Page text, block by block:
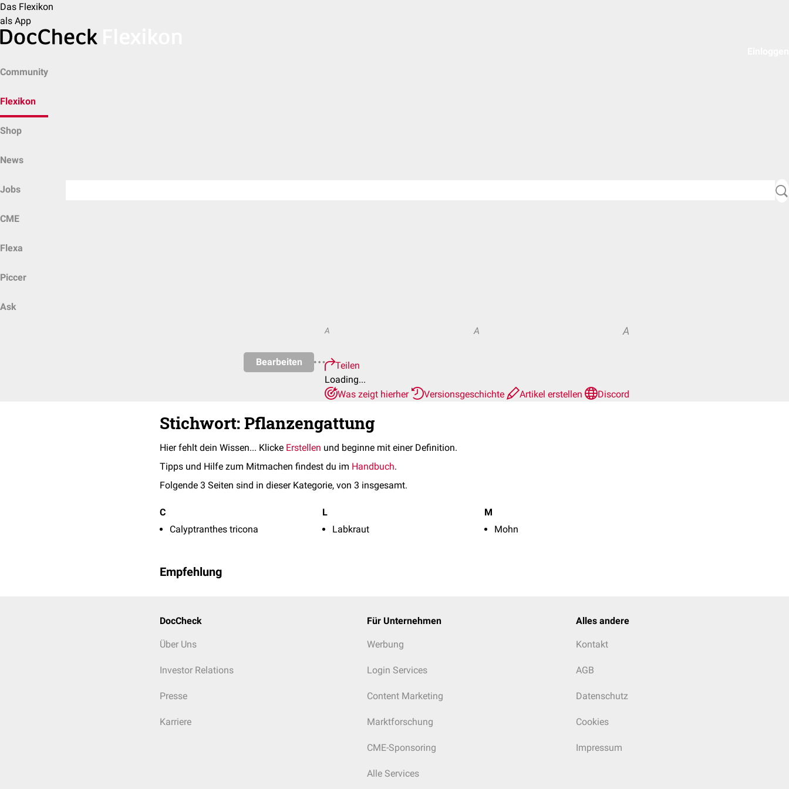
Das Flexikon
als App
Community
Flexikon
Shop
News
Jobs
CME
Flexa
Piccer
Ask
Bearbeiten
A A A
Teilen
Loading...
Was zeigt hierher
Versionsgeschichte Artikel erstellen Discord
Stichwort: Pflanzengattung
Hier fehlt dein Wissen... Klicke Erstellen und beginne mit einer Definition.
Tipps und Hilfe zum Mitmachen findest du im Handbuch.
Folgende 3 Seiten sind in dieser Kategorie, von 3 insgesamt.
C
Calyptranthes tricona
L
Labkraut
M
Mohn
Empfehlung
DocCheck
Über Uns
Investor Relations
Presse
Karriere
Für Unternehmen
Werbung
Login Services
Content Marketing
Marktforschung
CME-Sponsoring
Alle Services
Alles andere
Kontakt
AGB
Datenschutz
Cookies
Impressum